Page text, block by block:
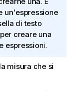
un'espressione
di testo
per creare una
espressioni.
misura che si